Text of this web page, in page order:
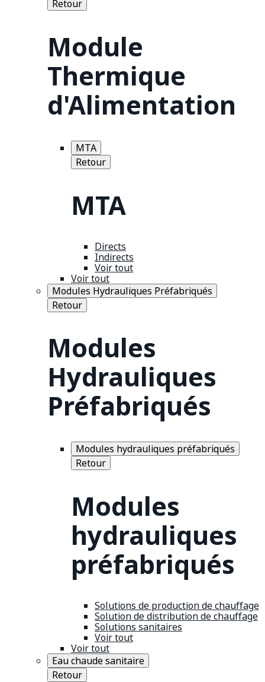
Retour
Module
Thermique
d'Alimentation
MTA
Retour
MTA
Directs
Indirects
Voir tout
Voir tout
Modules Hydrauliques Préfabriqués
Retour
Modules
Hydrauliques
Préfabriqués
Modules hydrauliques préfabriqués
Retour
Modules
hydrauliques
préfabriqués
Solutions de production de chauffage
Solution de distribution de chauffage
Solutions sanitaires
Voir tout
Voir tout
Eau chaude sanitaire
Retour